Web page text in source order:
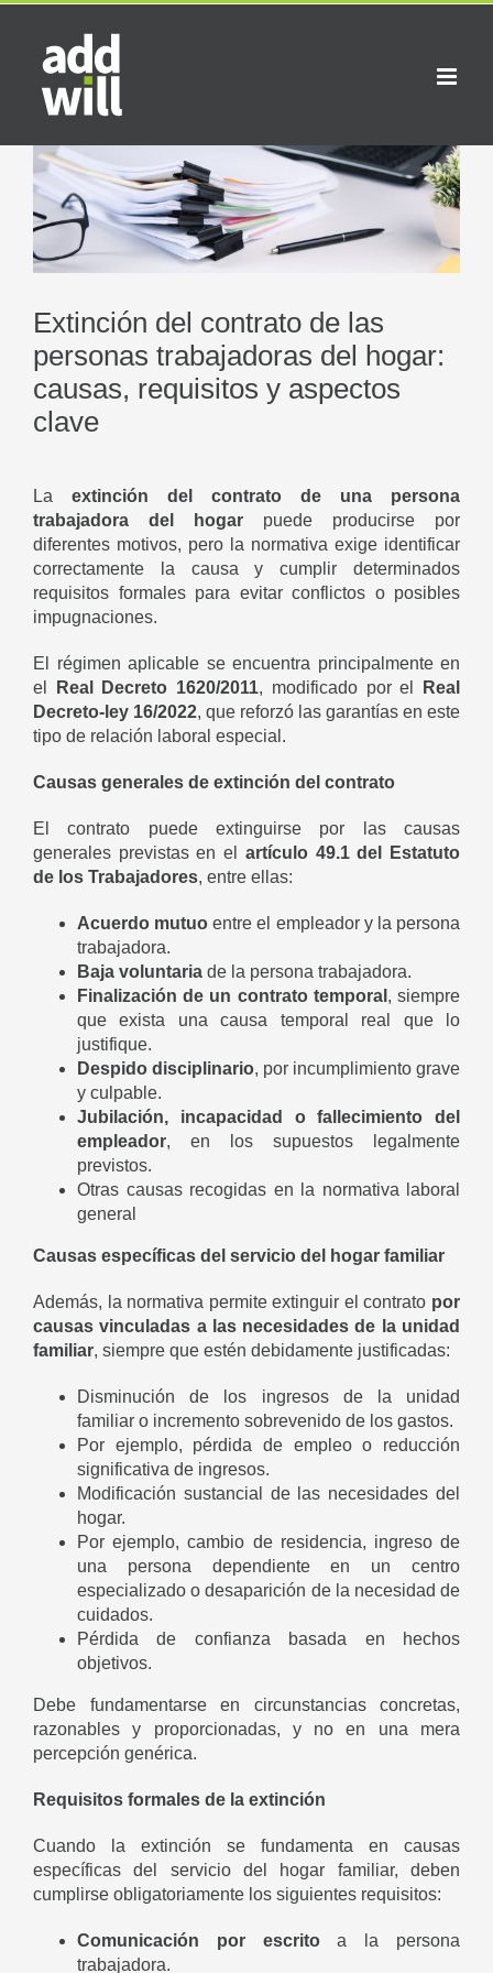
Saltar
contenido
Ver
imagen
más
grande
Extinción del contrato de las
personas trabajadoras del hogar:
causas, requisitos y aspectos
clave
La extinción del contrato de una persona
trabajadora del hogar puede producirse por
diferentes motivos, pero la normativa exige identificar
correctamente la causa y cumplir determinados
requisitos formales para evitar conflictos o posibles
impugnaciones.
El régimen aplicable se encuentra principalmente en
el
Real Decreto 1620/2011, modificado por el
Real
Decreto-ley 16/2022, que reforzó las garantías en este
tipo de relación laboral especial.
Causas generales de extinción del contrato
El contrato puede extinguirse por las causas
generales previstas en el artículo 49.1 del Estatuto
de los Trabajadores, entre ellas:
Acuerdo mutuo entre el empleador y la persona
trabajadora.
Baja voluntaria de la persona trabajadora.
Finalización de un contrato temporal , siempre
que exista una causa temporal real que lo
justifique.
Despido disciplinario, por incumplimiento grave
y culpable.
Jubilación, incapacidad o fallecimiento del
empleador, en los supuestos legalmente
previstos.
Otras causas recogidas en la normativa laboral
general
Causas específicas del servicio del hogar familiar
Además, la normativa permite extinguir el contrato por
causas vinculadas a las necesidades de la unidad
familiar, siempre que estén debidamente justificadas:
Disminución de los ingresos de la unidad
familiar o incremento sobrevenido de los gastos.
Por ejemplo, pérdida de empleo o reducción
significativa de ingresos.
Modificación sustancial de las necesidades del
hogar.
Por ejemplo, cambio de residencia, ingreso de
una persona dependiente en un centro
especializado o desaparición de la necesidad de
cuidados.
Pérdida de confianza basada en hechos
objetivos.
Debe fundamentarse en circunstancias concretas,
razonables y proporcionadas, y no en una mera
percepción genérica.
Requisitos formales de la extinción
Cuando la extinción se fundamenta en causas
específicas del servicio del hogar familiar, deben
cumplirse obligatoriamente los siguientes requisitos:
Comunicación por escritoa la persona
trabajadora.